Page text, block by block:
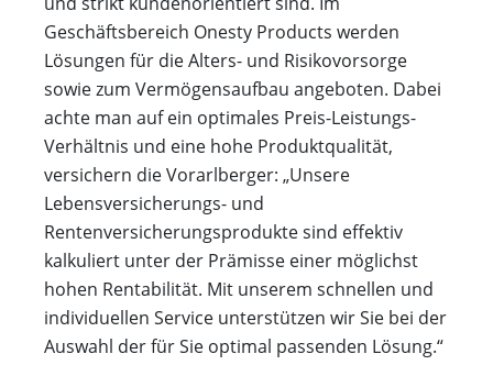
Geschäftsbereich Onesty Products werden
Lösungen für die Alters- und Risikovorsorge
sowie zum Vermögensaufbau angeboten. Dabei
achte man auf ein optimales Preis-Leistungs-
Verhältnis und eine hohe Produktqualität,
versichern die Vorarlberger: „Unsere
Lebensversicherungs- und
Rentenversicherungsprodukte sind effektiv
kalkuliert unter der Prämisse einer möglichst
hohen Rentabilität. Mit unserem schnellen und
individuellen Service unterstützen wir Sie bei der
Auswahl der für Sie optimal passenden Lösung.“